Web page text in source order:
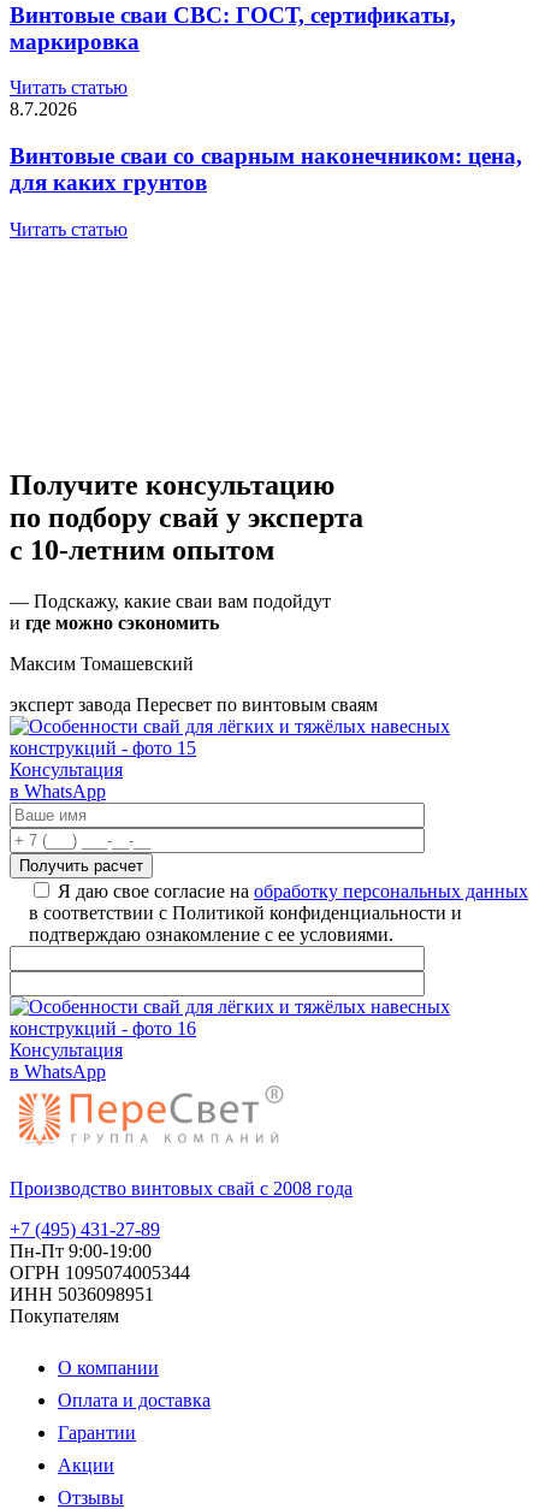
Винтовые сваи СВС: ГОСТ, сертификаты,
маркировка
Читать статью
8.7.2026
Винтовые сваи со сварным наконечником: цена,
для каких грунтов
Читать статью
Получите консультацию
по подбору свай у эксперта
с 10-летним опытом
— Подскажу, какие сваи вам подойдут
и где можно сэкономить
Максим Томашевский
эксперт завода Пересвет по винтовым сваям
Консультация
в WhatsApp
Я даю свое согласие на обработку персональных данных
в соответствии с Политикой конфиденциальности и
подтверждаю ознакомление с ее условиями.
Консультация
в WhatsApp
Производство винтовых свай с 2008 года
+7 (495) 431-27-89
Пн-Пт 9:00-19:00
ОГРН 1095074005344
ИНН 5036098951
Покупателям
О компании
Оплата и доставка
Гарантии
Акции
Отзывы